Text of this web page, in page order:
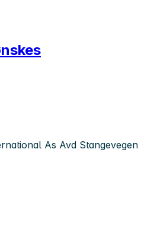
As Avd Stangevegen